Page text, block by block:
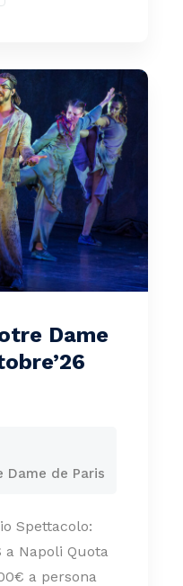
Dame
Dame de Paris
Spettacolo:
a Napoli Quota
a persona